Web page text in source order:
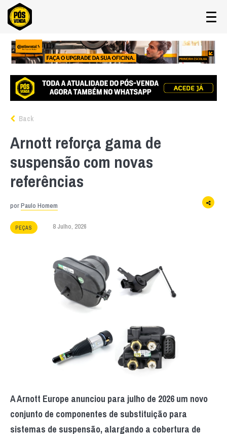
Back
Arnott reforça gama de
suspensão com novas
referências
porPaulo Homem
PEÇAS 8 Julho, 2026
A Arnott Europe anunciou para julho de 2026 um novo
conjunto de componentes de substituição para
sistemas de suspensão, alargando a cobertura de